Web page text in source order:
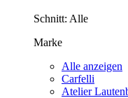
Schnitt: Alle
Marke
Alle anzeigen
Carfelli
Atelier